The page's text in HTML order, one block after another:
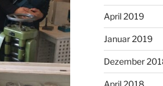
April 2019
Januar 2019
Dezember